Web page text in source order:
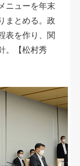
ニューを年末
まとめる。政
表を作り、関
。【松村秀